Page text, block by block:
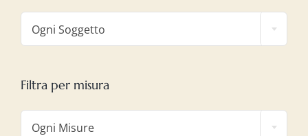
Ogni Soggetto
Filtra per misura
Ogni Misure